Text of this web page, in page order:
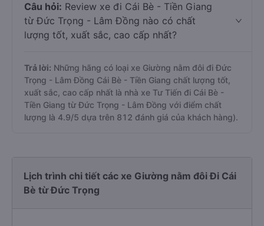
Câu hỏi: Review xe đi Cái Bè - Tiền Giang
từ Đức Trọng - Lâm Đồng nào có chất
lượng tốt, xuất sắc, cao cấp nhất?
Trả lời: Những hãng có loại xe Giường nằm đôi đi Đức
Trọng - Lâm Đồng Cái Bè - Tiền Giang chất lượng tốt,
xuất sắc, cao cấp nhất là nhà xe Tư Tiến đi Cái Bè -
Tiền Giang từ Đức Trọng - Lâm Đồng với điểm chất
lượng là 4.9/5 dựa trên 812 đánh giá của khách hàng).
Lịch trình chi tiết các xe Giường nằm đôi Đi Cái
Bè từ Đức Trọng